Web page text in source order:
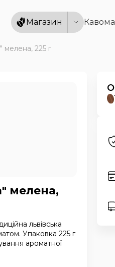
Магазин
мелена, 225 г
мелена,
львівська
Упаковка 225 г
ароматної